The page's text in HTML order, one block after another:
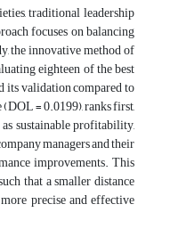
traditional leadership
focuses on balancing
the innovative method of
eighteen of the best
its validation compared to
= 0.0199), ranks first,
sustainable profitability,
managers and their
improvements. This
that a smaller distance
precise and effective